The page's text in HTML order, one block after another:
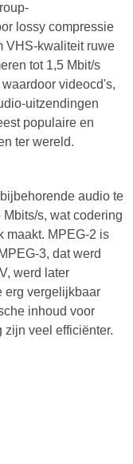
lossy compressie
VHS-kwaliteit ruwe
tot 1,5 Mbit/s
videocd's,
uitzendingen
populaire en
ter wereld.
audio te
s, wat codering
maakt. MPEG-2 is
3, dat werd
werd later
erg vergelijkbaar
inhoud voor
zijn veel efficiënter.